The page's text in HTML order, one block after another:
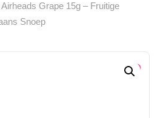
Grape 15g – Fruitige
Snoep